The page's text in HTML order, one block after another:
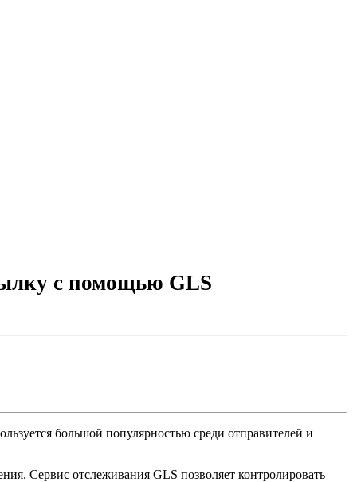
с помощью GLS
большой популярностью среди отправителей и
Сервис отслеживания GLS позволяет контролировать